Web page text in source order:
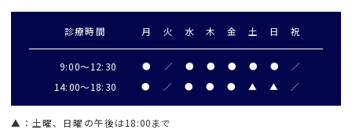
診療時間 月 火 水 木 金 土 日 祝
9:00～12:30 ● ／ ● ● ● ● ● ／
14:00～18:30 ● ／ ● ● ● ▲ ▲ ／
▲ ：土曜、日曜の午後は18:00まで